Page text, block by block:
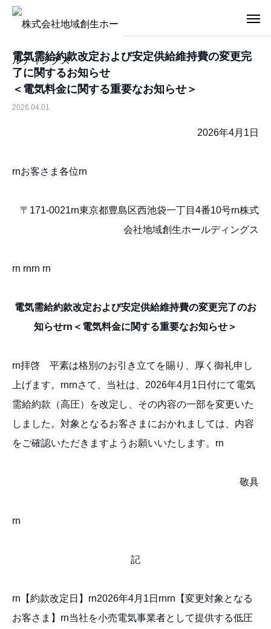
電気需給約款改定および安定供給維持費の変更完
了に関するお知らせ
＜電気料金に関する重要なお知らせ＞
2026.04.01
2026年4月1日
rnお客さま各位rn
〒171-0021rn東京都豊島区西池袋一丁目4番10号rn株式
会社地域創生ホールディングス
rn rnrn rn
電気需給約款改定および安定供給維持費の変更完了のお
知らせrn ＜電気料金に関する重要なお知らせ＞
rn拝啓 平素は格別のお引き立てを賜り、厚く御礼申し
上げます。rnrnさて、当社は、2026年4月1日付にて電気
需給約款（高圧）を改定し、その内容の一部を変更いた
しました。対象となるお客さまにおかれましては、内容
をご確認いただきますようお願いいたします。rn
敬具
rn
記
rn【約款改定日】rn2026年4月1日rnrn【変更対象となる
お客さま】rn当社を小売電気事業者として提供する低圧